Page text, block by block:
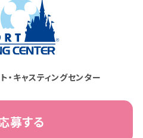
・キャスティングセンター
募する